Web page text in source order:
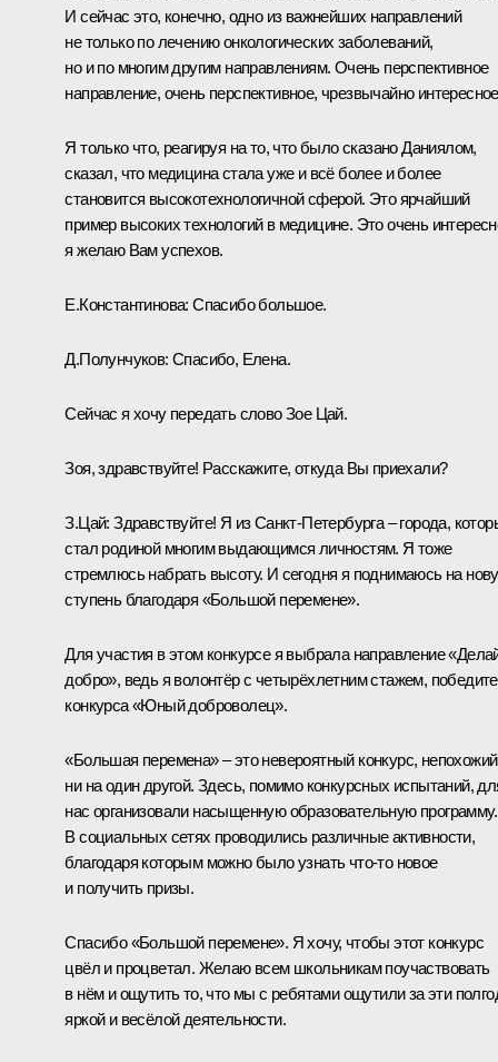
И сейчас это, конечно, одно из важнейших направлений
не только по лечению онкологических заболеваний,
но и по многим другим направлениям. Очень перспективное
направление, очень перспективное, чрезвычайно
Я только что, реагируя на то, что было сказано Даниялом,
сказал, что медицина стала уже и всё более и более
становится высокотехнологичной сферой. Это ярчайший
пример высоких технологий в медицине. Это очень
я желаю Вам успехов.
Е.Константинова: Спасибо большое.
Д.Полунчуков: Спасибо, Елена.
Сейчас я хочу передать слово Зое Цай.
Зоя, здравствуйте! Расскажите, откуда Вы приехали?
З.Цай: Здравствуйте! Я из Санкт-Петербурга – города,
стал родиной многим выдающимся личностям. Я тоже
стремлюсь набрать высоту. И сегодня я поднимаюсь на
ступень благодаря «Большой перемене».
Для участия в этом конкурсе я выбрала направление
добро», ведь я волонтёр с четырёхлетним стажем,
конкурса «Юный доброволец».
«Большая перемена» – это невероятный конкурс, непохожий
ни на один другой. Здесь, помимо конкурсных испытаний,
нас организовали насыщенную образовательную программу.
В социальных сетях проводились различные активности,
благодаря которым можно было узнать что-то новое
и получить призы.
Спасибо «Большой перемене». Я хочу, чтобы этот конкурс
цвёл и процветал. Желаю всем школьникам поучаствовать
в нём и ощутить то, что мы с ребятами ощутили за эти
яркой и весёлой деятельности.